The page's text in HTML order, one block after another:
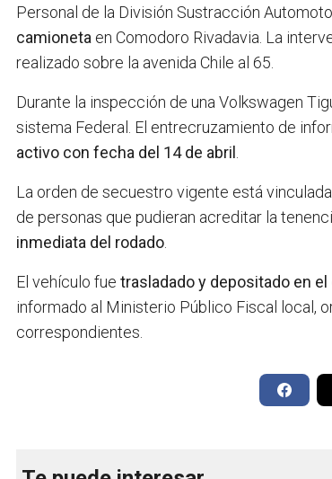
Personal de la División Sustracción
camioneta en Comodoro Rivadavia. La
realizado sobre la avenida Chile al 65.
Durante la inspección de una Volkswagen
sistema Federal. El entrecruzamiento de
activo con fecha del 14 de abril .
La orden de secuestro vigente está
de personas que pudieran acreditar la
inmediata del rodado.
El vehículo fue trasladado y depositado en
informado al Ministerio Público Fiscal local,
correspondientes.